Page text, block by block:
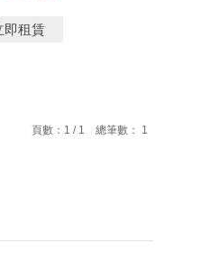
即租賃
頁數：1 / 1 總筆數： 1